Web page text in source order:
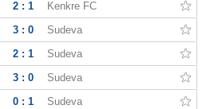
2 : 1 Kenkre FC
3 : 0 Sudeva
2 : 1 Sudeva
3 : 0 Sudeva
0 : 1 Sudeva